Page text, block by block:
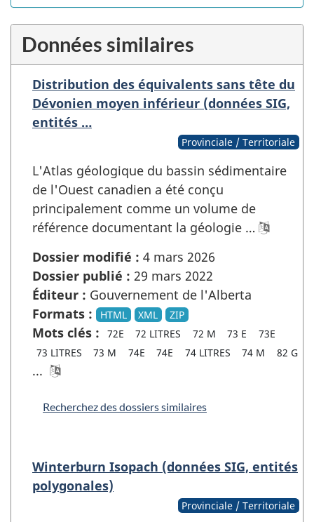
Données similaires
Distribution des équivalents sans tête du
Dévonien moyen inférieur (données SIG,
entités …
Provinciale / Territoriale
L'Atlas géologique du bassin sédimentaire
de l'Ouest canadien a été conçu
principalement comme un volume de
référence documentant la géologie …
Dossier modifié : 4 mars 2026
Dossier publié : 29 mars 2022
Éditeur : Gouvernement de l'Alberta
Formats :
HTML XML ZIP
Mots clés : 72E 72 LITRES 72 M 73 E
73E
73 LITRES
73 M 74E 74E 74 LITRES 74 M 82 G
...
Recherchez des dossiers similaires
Winterburn Isopach (données SIG, entités
polygonales)
Provinciale / Territoriale